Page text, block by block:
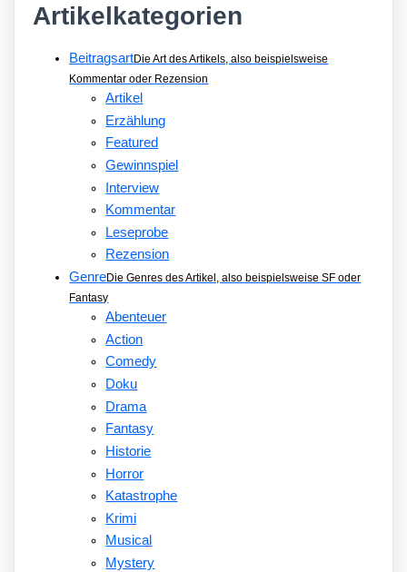
Artikelkategorien
BeitragsartDie Art des Artikels, also beispielsweise
Kommentar oder Rezension
Artikel
Erzählung
Featured
Gewinnspiel
Interview
Kommentar
Leseprobe
Rezension
GenreDie Genres des Artikel, also beispielsweise SF oder
Fantasy
Abenteuer
Action
Comedy
Doku
Drama
Fantasy
Historie
Horror
Katastrophe
Krimi
Musical
Mystery